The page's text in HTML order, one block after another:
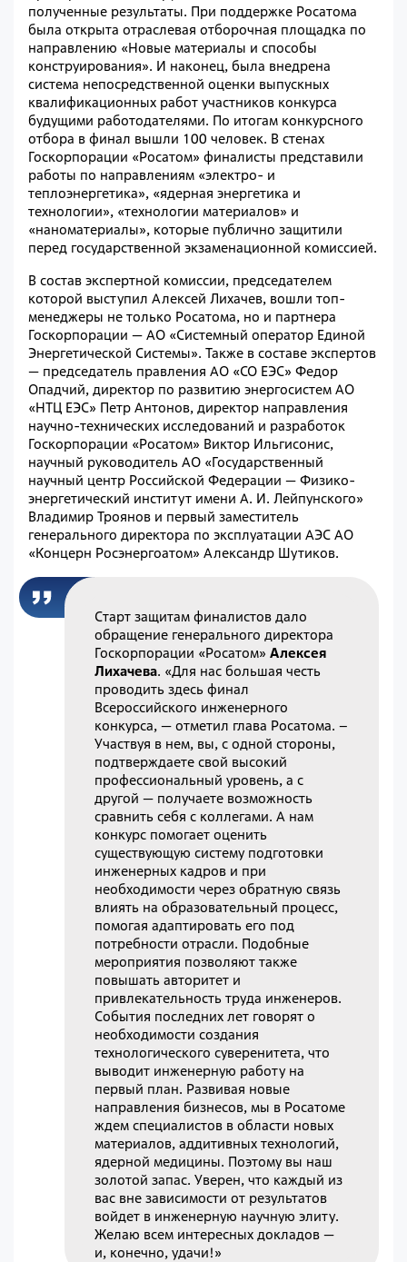
полученные результаты. При поддержке Росатома
была открыта отраслевая отборочная площадка по
направлению «Новые материалы и способы
конструирования». И наконец, была внедрена
система непосредственной оценки выпускных
квалификационных работ участников конкурса
будущими работодателями. По итогам конкурсного
отбора в финал вышли 100 человек. В стенах
Госкорпорации «Росатом» финалисты представили
работы по направлениям «электро- и
теплоэнергетика», «ядерная энергетика и
технологии», «технологии материалов» и
«наноматериалы», которые публично защитили
перед государственной экзаменационной комиссией.
В состав экспертной комиссии, председателем
которой выступил Алексей Лихачев, вошли топ-
менеджеры не только Росатома, но и партнера
Госкорпорации — АО «Системный оператор Единой
Энергетической Системы». Также в составе экспертов
— председатель правления АО «СО ЕЭС» Федор
Опадчий, директор по развитию энергосистем АО
«НТЦ ЕЭС» Петр Антонов, директор направления
научно-технических исследований и разработок
Госкорпорации «Росатом» Виктор Ильгисонис,
научный руководитель АО «Государственный
научный центр Российской Федерации — Физико-
энергетический институт имени А. И. Лейпунского»
Владимир Троянов и первый заместитель
генерального директора по эксплуатации АЭС АО
«Концерн Росэнергоатом» Александр Шутиков.
Старт защитам финалистов дало
обращение генерального директора
Госкорпорации «Росатом»Алексея
Лихачева. «Для нас большая честь
проводить здесь финал
Всероссийского инженерного
конкурса, — отметил глава Росатома. –
Участвуя в нем, вы, с одной стороны,
подтверждаете свой высокий
профессиональный уровень, а с
другой — получаете возможность
сравнить себя с коллегами. А нам
конкурс помогает оценить
существующую систему подготовки
инженерных кадров и при
необходимости через обратную связь
влиять на образовательный процесс,
помогая адаптировать его под
потребности отрасли. Подобные
мероприятия позволяют также
повышать авторитет и
привлекательность труда инженеров.
События последних лет говорят о
необходимости создания
технологического суверенитета, что
выводит инженерную работу на
первый план. Развивая новые
направления бизнесов, мы в Росатоме
ждем специалистов в области новых
материалов, аддитивных технологий,
ядерной медицины. Поэтому вы наш
золотой запас. Уверен, что каждый из
вас вне зависимости от результатов
войдет в инженерную научную элиту.
Желаю всем интересных докладов —
и, конечно, удачи!»